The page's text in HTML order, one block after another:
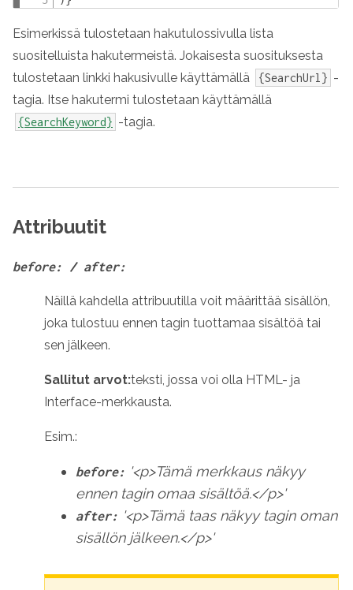
Esimerkissä tulostetaan hakutulossivulla lista
suositelluista hakutermeistä. Jokaisesta suosituksesta
tulostetaan linkki hakusivulle käyttämällä
{SearchUrl} -
tagia. Itse hakutermi tulostetaan käyttämällä
{SearchKeyword} -tagia.
Attribuutit
before: / after:
Näillä kahdella attribuutilla voit määrittää sisällön,
joka tulostuu ennen tagin tuottamaa sisältöä tai
sen jälkeen.
Sallitut arvot:teksti, jossa voi olla HTML- ja
Interface-merkkausta.
Esim.:
before: '<p>Tämä merkkaus näkyy
ennen tagin omaa sisältöä.</p>'
after: '<p>Tämä taas näkyy tagin oman
sisällön jälkeen.</p>'